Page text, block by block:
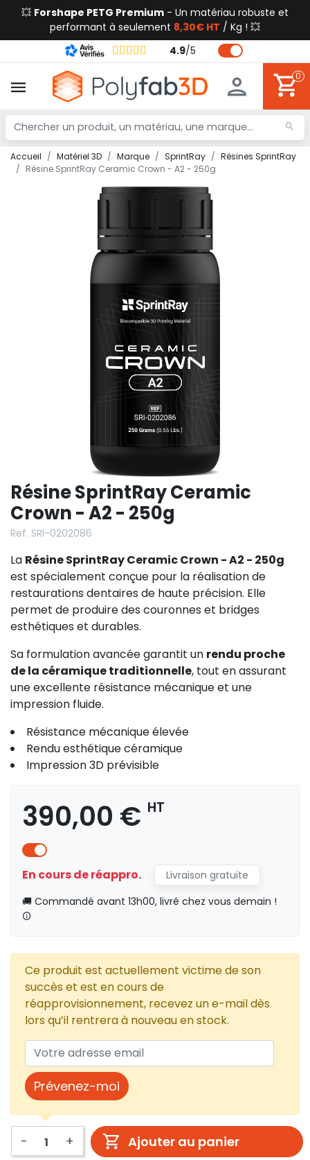
💥 Forshape PETG Premium - Un matériau robuste et
performant à seulement 8,30€ HT / Kg ! 💥
4.9/5
0
Accueil Matériel 3D Marque SprintRay
Résines SprintRay
Résine SprintRay Ceramic Crown - A2 - 250g
Résine SprintRay Ceramic
Crown - A2 - 250g
Ref. SRI-0202086
La Résine SprintRay Ceramic Crown - A2 - 250g
est spécialement conçue pour la réalisation de
restaurations dentaires de haute précision. Elle
permet de produire des couronnes et bridges
esthétiques et durables.
Sa formulation avancée garantit un rendu proche
de la céramique traditionnelle, tout en assurant
une excellente résistance mécanique et une
impression fluide.
Résistance mécanique élevée
Rendu esthétique céramique
Impression 3D prévisible
390,00 € HT
En cours de réappro.
Livraison gratuite
🚚 Commandé avant 13h00, livré chez vous demain !
Ce produit est actuellement victime de son
succès et est en cours de
réapprovisionnement, recevez un e-mail dès
lors qu’il rentrera à nouveau en stock.
Prévenez-moi
- + Ajouter au panier